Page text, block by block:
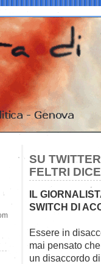
SU
FELTRI
IL
SWITCH DI
Essere in
mai pensato
un disaccordo